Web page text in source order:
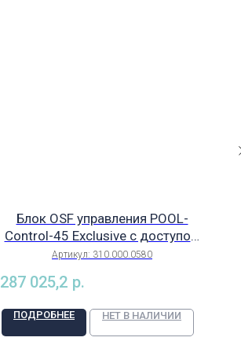
Блок OSF управления POOL-
Control-45 Exclusive с доступом
к сети и 7 дюймовым
310.000.0580
Артикул: 310.000.0580
287 025,2 р.
ПОДРОБНЕЕ НЕТ В НАЛИЧИИ